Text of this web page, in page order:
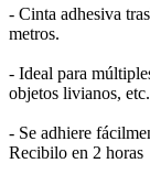
- Cinta adhesiva
metros.
- Ideal para
objetos livianos, etc.
- Se adhiere
Recibilo en 2 horas